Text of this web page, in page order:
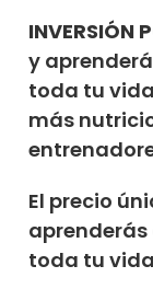
INVERSIÓN
y
toda tu
más
El precio
toda tu